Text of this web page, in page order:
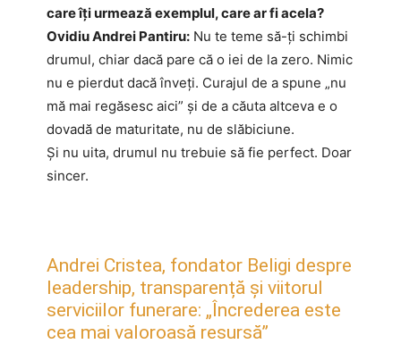
care îți urmează exemplul, care ar fi acela?
Ovidiu Andrei Pantiru: Nu te teme să-ți schimbi
drumul, chiar dacă pare că o iei de la zero. Nimic
nu e pierdut dacă înveți. Curajul de a spune „nu
mă mai regăsesc aici” și de a căuta altceva e o
dovadă de maturitate, nu de slăbiciune.
Și nu uita, drumul nu trebuie să fie perfect. Doar
sincer.
Andrei Cristea, fondator Beligi despre
leadership, transparență și viitorul
serviciilor funerare: „Încrederea este
cea mai valoroasă resursă”